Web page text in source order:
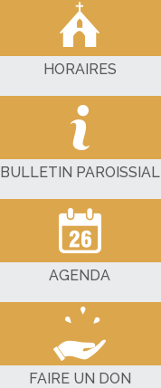
HORAIRES
BULLETIN PAROISSIAL
AGENDA
FAIRE UN DON